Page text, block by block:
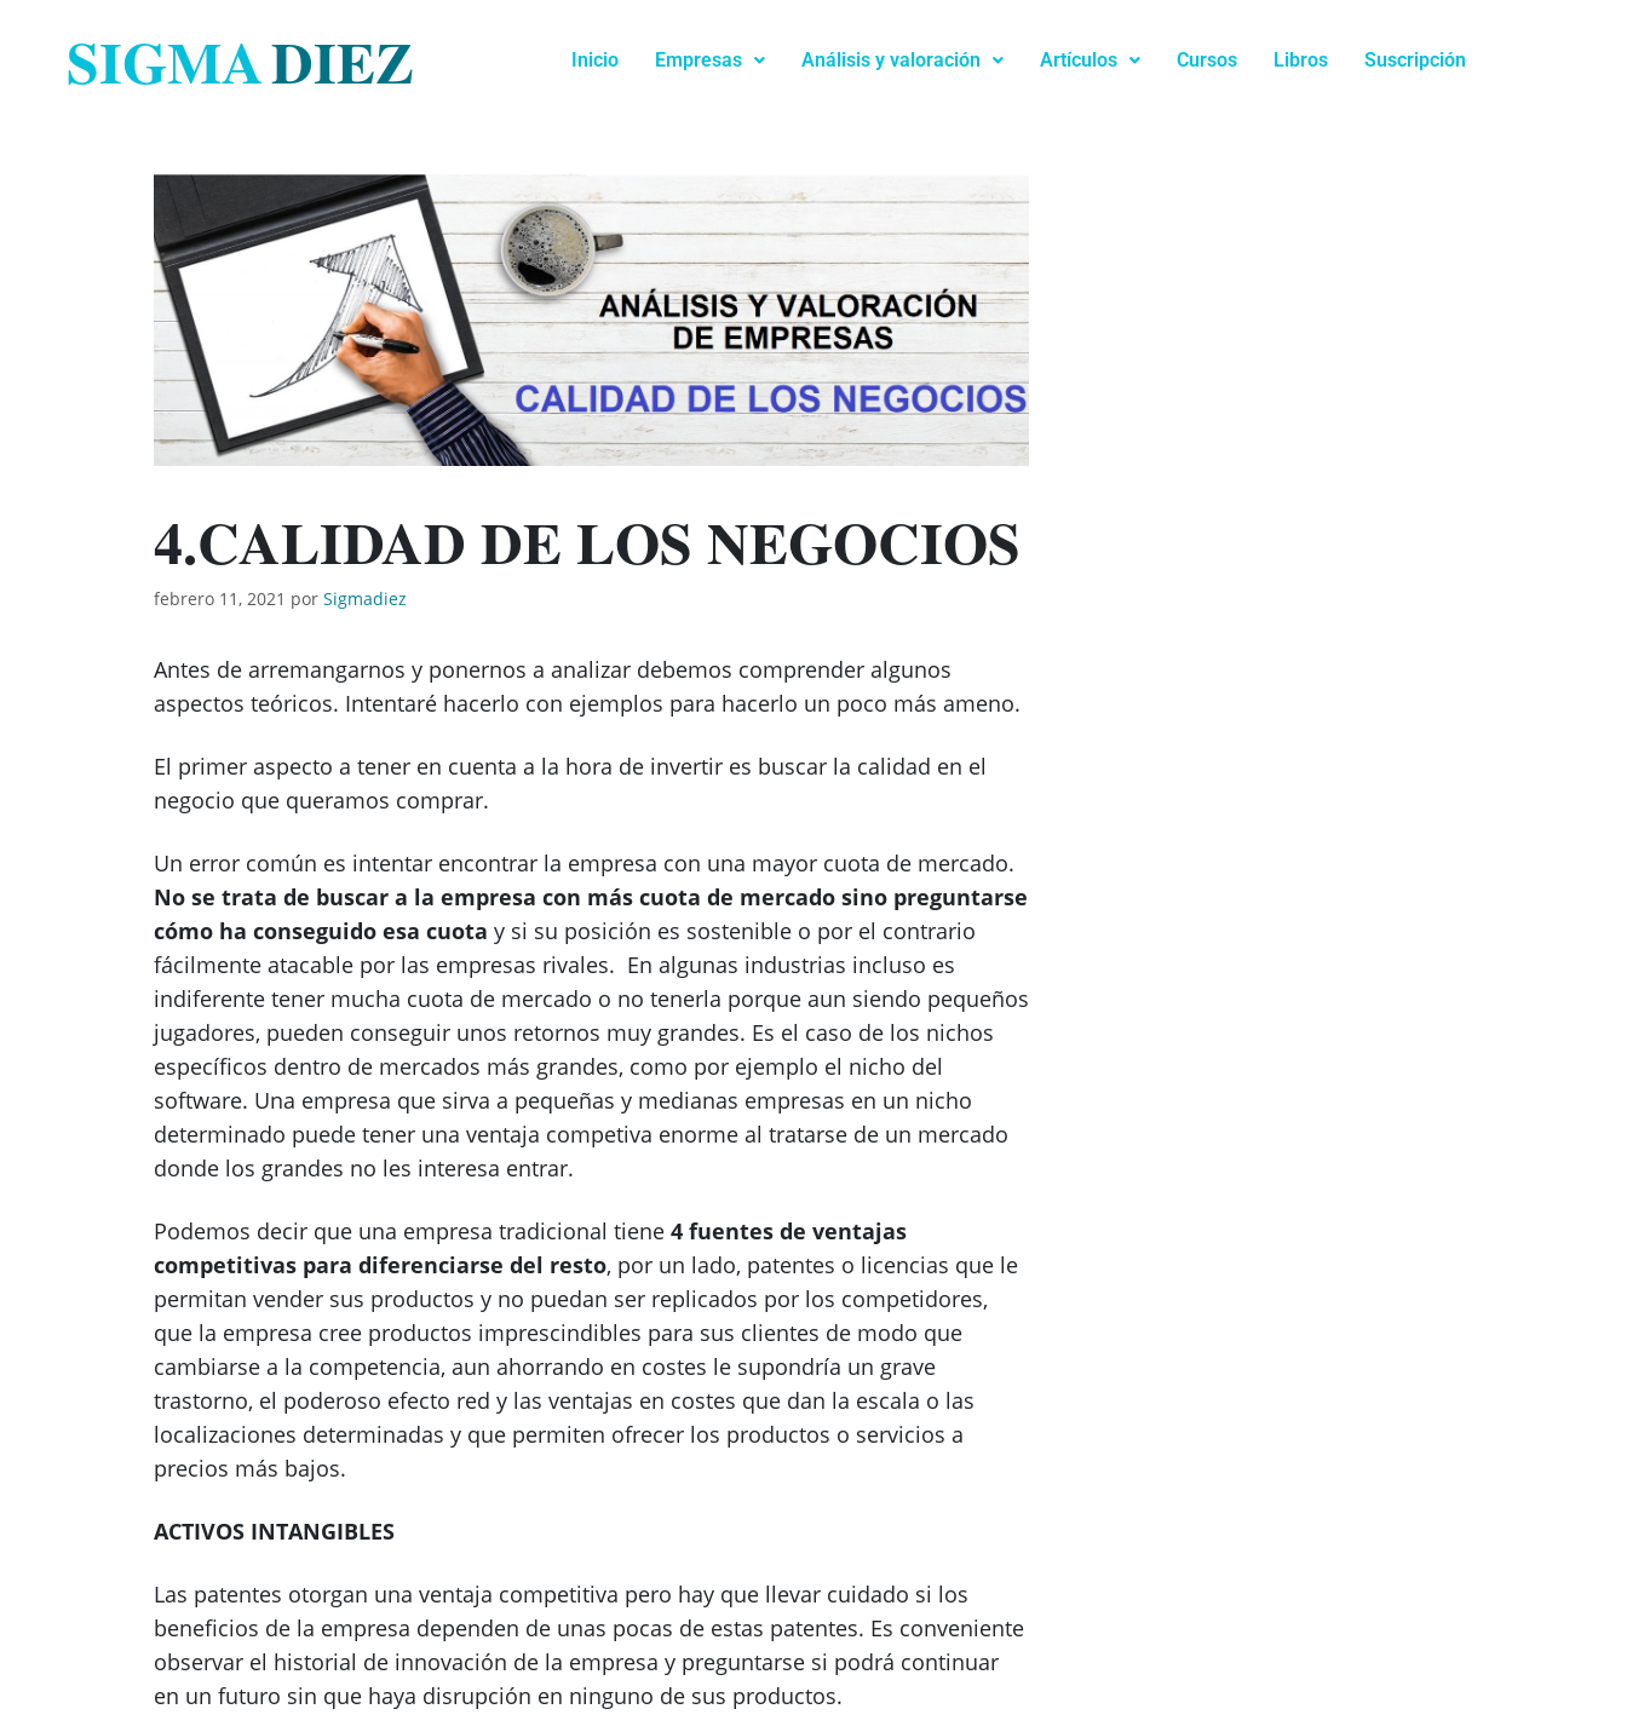
SIGMADIEZ Inicio Empresas Análisis y valoración Artículos Cursos Libros Suscripción
4.CALIDAD DE LOS NEGOCIOS
febrero 11, 2021 por Sigmadiez
Antes de arremangarnos y ponernos a analizar debemos comprender algunos
aspectos teóricos. Intentaré hacerlo con ejemplos para hacerlo un poco más ameno.
El primer aspecto a tener en cuenta a la hora de invertir es buscar la calidad en el
negocio que queramos comprar.
Un error común es intentar encontrar la empresa con una mayor cuota de mercado.
No se trata de buscar a la empresa con más cuota de mercado sino preguntarse
cómo ha conseguido esa cuota y si su posición es sostenible o por el contrario
fácilmente atacable por las empresas rivales. En algunas industrias incluso es
indiferente tener mucha cuota de mercado o no tenerla porque aun siendo pequeños
jugadores, pueden conseguir unos retornos muy grandes. Es el caso de los nichos
específicos dentro de mercados más grandes, como por ejemplo el nicho del
software. Una empresa que sirva a pequeñas y medianas empresas en un nicho
determinado puede tener una ventaja competiva enorme al tratarse de un mercado
donde los grandes no les interesa entrar.
Podemos decir que una empresa tradicional tiene 4 fuentes de ventajas
competitivas para diferenciarse del resto, por un lado, patentes o licencias que le
permitan vender sus productos y no puedan ser replicados por los competidores,
que la empresa cree productos imprescindibles para sus clientes de modo que
cambiarse a la competencia, aun ahorrando en costes le supondría un grave
trastorno, el poderoso efecto red y las ventajas en costes que dan la escala o las
localizaciones determinadas y que permiten ofrecer los productos o servicios a
precios más bajos.
ACTIVOS INTANGIBLES
Las patentes otorgan una ventaja competitiva pero hay que llevar cuidado si los
beneficios de la empresa dependen de unas pocas de estas patentes. Es conveniente
observar el historial de innovación de la empresa y preguntarse si podrá continuar
en un futuro sin que haya disrupción en ninguno de sus productos.